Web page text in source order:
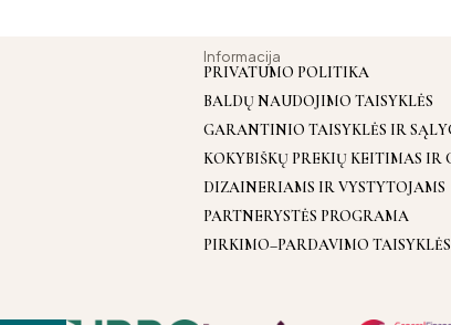
Informacija
PRIVATUMO POLITIKA
BALDŲ NAUDOJIMO TAISYKLĖS
GARANTINIO TAISYKLĖS IR
KOKYBIŠKŲ PREKIŲ KEITIMAS IR
DIZAINERIAMS IR VYSTYTOJAMS
PARTNERYSTĖS PROGRAMA
PIRKIMO–PARDAVIMO TAISYKLĖS